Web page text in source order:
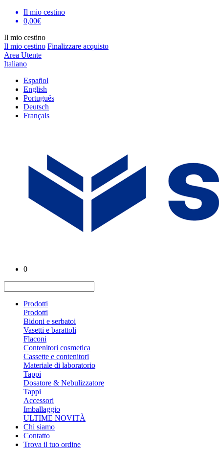
Il mio cestino
0,00€
Il mio cestino
Il mio cestino Finalizzare acquisto
Area Utente
Italiano
Español
English
Português
Deutsch
Français
0
Prodotti
Prodotti
Bidoni e serbatoi
Vasetti e barattoli
Flaconi
Contenitori cosmetica
Cassette e contenitori
Materiale di laboratorio
Tappi
Dosatore & Nebulizzatore
Tappi
Accessori
Imballaggio
ULTIME NOVITÀ
Chi siamo
Contatto
Trova il tuo ordine